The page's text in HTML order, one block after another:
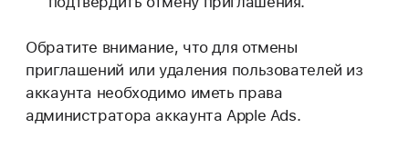
Обратите внимание, что для отмены
приглашений или удаления пользователей из
аккаунта необходимо иметь права
администратора аккаунта Apple Ads.